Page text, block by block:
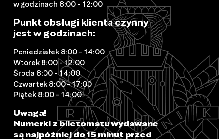
w godzinach 8:00 - 12:00
Punkt obsługi klienta czynny
jest w godzinach:
Poniedziałek 8:00 - 14:00
Wtorek 8:00 - 12:00
Środa 8:00 - 14:00
Czwartek 8:00 - 17:00
Piątek 8:00 - 14:00
Uwaga!
Numerki z biletomatu wydawane
są najpóźniej do 15 minut przed